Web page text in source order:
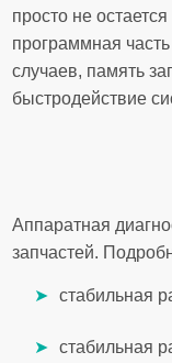
просто не
программная
случаев, память
быстродействие
Аппаратная
запчастей.
стабильная
стабильная